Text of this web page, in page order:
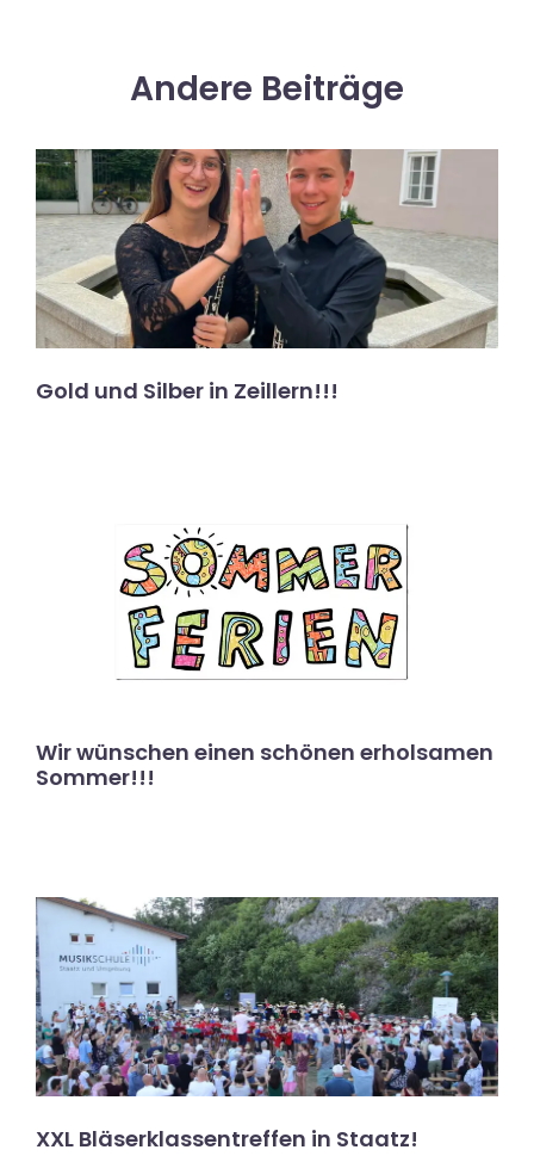
Andere Beiträge
Gold und Silber in Zeillern!!!
Wir wünschen einen schönen erholsamen
Sommer!!!
XXL Bläserklassentreffen in Staatz!